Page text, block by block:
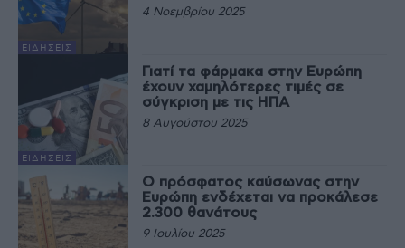
ΕΙΔΉΣΕΙΣ
4 Νοεμβρίου 2025
ΕΙΔΉΣΕΙΣ
Γιατί τα φάρμακα στην Ευρώπη
έχουν χαμηλότερες τιμές σε
σύγκριση με τις ΗΠΑ
8 Αυγούστου 2025
Ο πρόσφατος καύσωνας στην
Ευρώπη ενδέχεται να προκάλεσε
2.300 θανάτους
9 Ιουλίου 2025